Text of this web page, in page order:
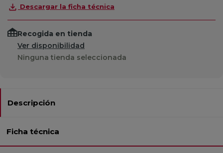
Descargar la ficha técnica
Recogida en tienda
Ver disponibilidad
Ninguna tienda seleccionada
Descripción
Ficha técnica